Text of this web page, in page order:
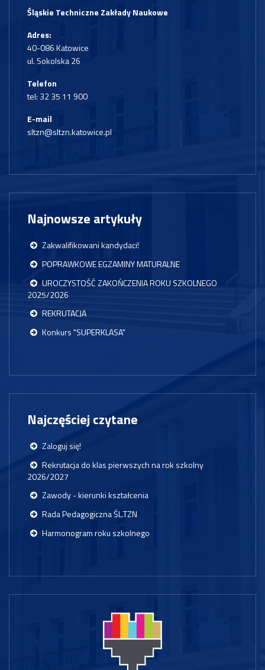
Śląskie Techniczne Zakłady Naukowe
Adres:
40-086 Katowice
ul. Sokolska 26
Telefon
tel: 32 35 11 900
E-mail
sltzn@sltzn.katowice.pl
Najnowsze artykuły
Zakwalifikowani kandydaci!
POPRAWKOWE EGZAMINY MATURALNE
UROCZYSTOŚĆ ZAKOŃCZENIA ROKU SZKOLNEGO
2025/2026
REKRUTACJA
Konkurs "SUPERKLASA"
Najczęściej czytane
Zaloguj się!
Rekrutacja do klas pierwszych na rok szkolny
2026/2027
Zawody - kierunki kształcenia
Rada Pedagogiczna ŚL.TZN
Harmonogram roku szkolnego